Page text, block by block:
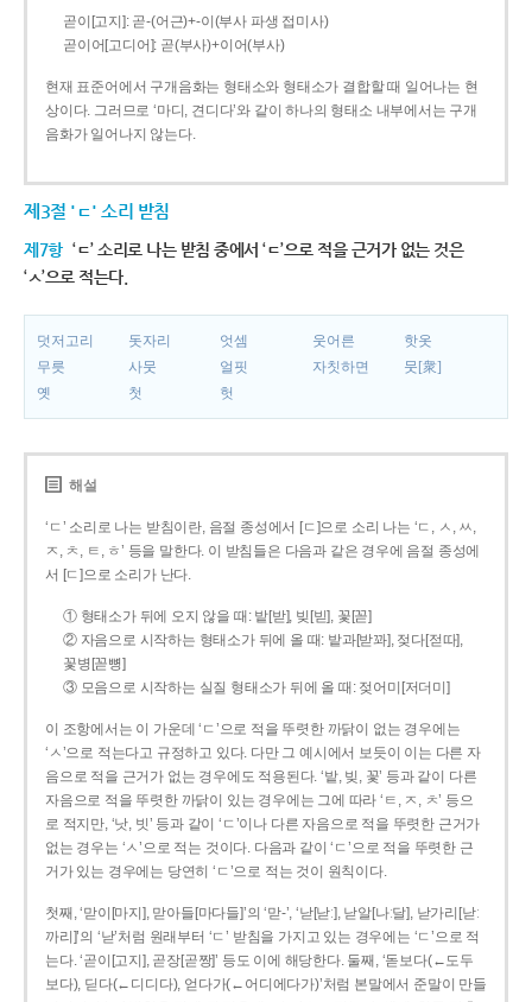
곧이[고지]: 곧-­(어근)+­-이(부사 파생 접미사)
곧이어[고디어]: 곧(부사)+이어(부사)
현재 표준어에서 구개음화는 형태소와 형태소가 결합할 때 일어나는 현
상이다. 그러므로 ‘마디, 견디다’와 같이 하나의 형태소 내부에서는 구개
음화가 일어나지 않는다.
제3절 'ㄷ' 소리 받침
제7항 ‘ㄷ’ 소리로 나는 받침 중에서 ‘ㄷ’으로 적을 근거가 없는 것은
‘ㅅ’으로 적는다.
덧저고리 돗자리 엇셈 웃어른
핫옷
무릇
사뭇 얼핏 자칫하면
뭇[衆]
옛
첫 헛
해설
‘ㄷ’ 소리로 나는 받침이란, 음절 종성에서 [ㄷ]으로 소리 나는 ‘ㄷ, ㅅ, ㅆ,
ㅈ, ㅊ, ㅌ, ㅎ’ 등을 말한다. 이 받침들은 다음과 같은 경우에 음절 종성에
서 [ㄷ]으로 소리가 난다.
① 형태소가 뒤에 오지 않을 때: 밭[받], 빚[빋], 꽃[꼳]
② 자음으로 시작하는 형태소가 뒤에 올 때: 밭과[받꽈], 젖다[젇따],
꽃병[꼳뼝]
③ 모음으로 시작하는 실질 형태소가 뒤에 올 때: 젖어미[저더미]
이 조항에서는 이 가운데 ‘ㄷ’으로 적을 뚜렷한 까닭이 없는 경우에는
‘ㅅ’으로 적는다고 규정하고 있다. 다만 그 예시에서 보듯이 이는 다른 자
음으로 적을 근거가 없는 경우에도 적용된다. ‘밭, 빚, 꽃’ 등과 같이 다른
자음으로 적을 뚜렷한 까닭이 있는 경우에는 그에 따라 ‘ㅌ, ㅈ, ㅊ’ 등으
로 적지만, ‘낫, 빗’ 등과 같이 ‘ㄷ’이나 다른 자음으로 적을 뚜렷한 근거가
없는 경우는 ‘ㅅ’으로 적는 것이다. 다음과 같이 ‘ㄷ’으로 적을 뚜렷한 근
거가 있는 경우에는 당연히 ‘ㄷ’으로 적는 것이 원칙이다.
첫째, ‘맏이[마지], 맏아들[마다들]’의 ‘맏-’, ‘낟[낟ː], 낟알[나ː달], 낟가리[낟ː
까리]’의 ‘낟’처럼 원래부터 ‘ㄷ’ 받침을 가지고 있는 경우에는 ‘ㄷ’으로 적
는다. ‘곧이[고지], 곧장[곧짱]’ 등도 이에 해당한다. 둘째, ‘돋보다(←도두
보다), 딛다(←디디다), 얻다가(←어디에다가)’처럼 본말에서 준말이 만들